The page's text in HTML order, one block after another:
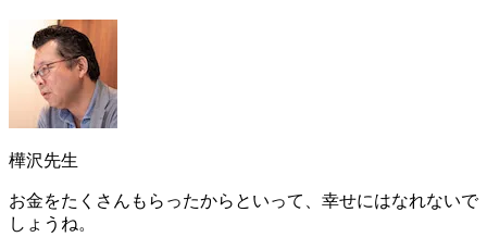
樺沢先生
お金をたくさんもらったからといって、幸せにはなれないで
しょうね。